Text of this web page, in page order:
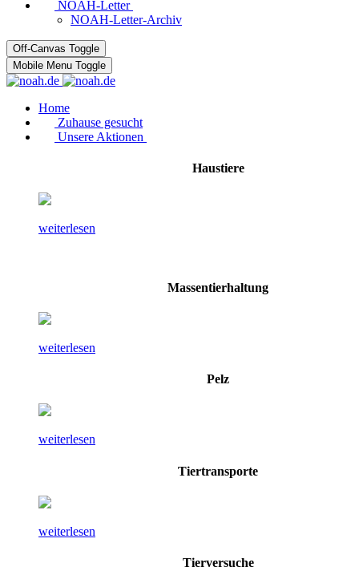
NOAH-Letter
NOAH-Letter-Archiv
Off-Canvas Toggle
Mobile Menu Toggle
Home
Zuhause gesucht
Unsere Aktionen
Haustiere
weiterlesen
Massentierhaltung
weiterlesen
Pelz
weiterlesen
Tiertransporte
weiterlesen
Tierversuche